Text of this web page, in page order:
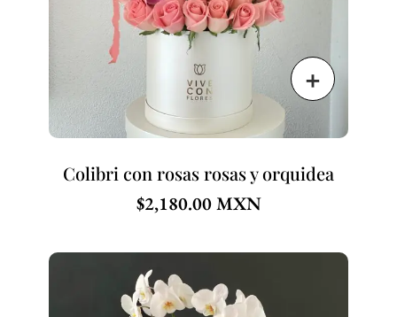
Colibri con rosas rosas y orquidea
$2,180.00